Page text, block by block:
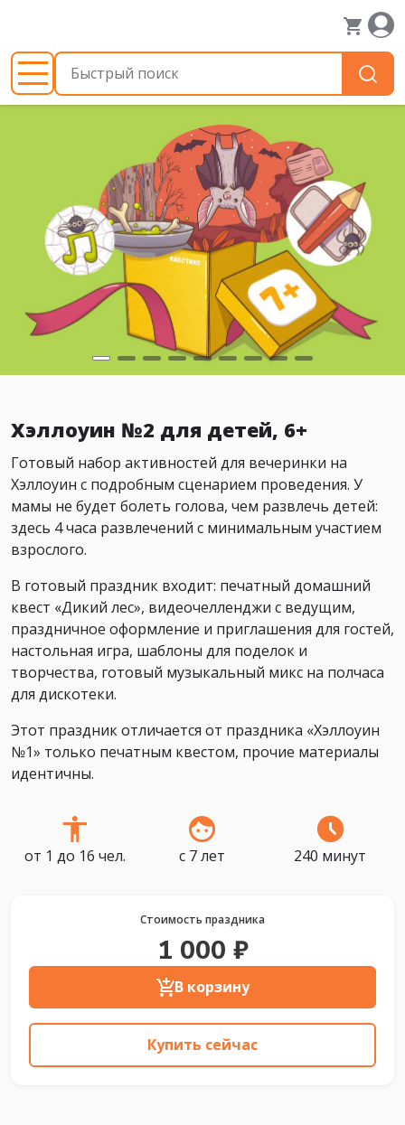
Хэллоуин №2 для детей, 6+
Готовый набор активностей для вечеринки на
Хэллоуин с подробным сценарием проведения. У
мамы не будет болеть голова, чем развлечь детей:
здесь 4 часа развлечений с минимальным участием
взрослого.
В готовый праздник входит: печатный домашний
квест «Дикий лес», видеочелленджи с ведущим,
праздничное оформление и приглашения для гостей,
настольная игра, шаблоны для поделок и
творчества, готовый музыкальный микс на полчаса
для дискотеки.
Этот праздник отличается от праздника «Хэллоуин
№1» только печатным квестом, прочие материалы
идентичны.
от 1 до 16 чел. с 7 лет 240 минут
Стоимость праздника
1 000 ₽
В корзину
Купить сейчас